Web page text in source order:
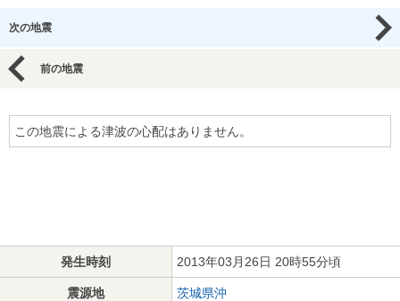
次の地震
前の地震
この地震による津波の心配はありません。
発生時刻 2013年03月26日 20時55分頃
震源地 茨城県沖